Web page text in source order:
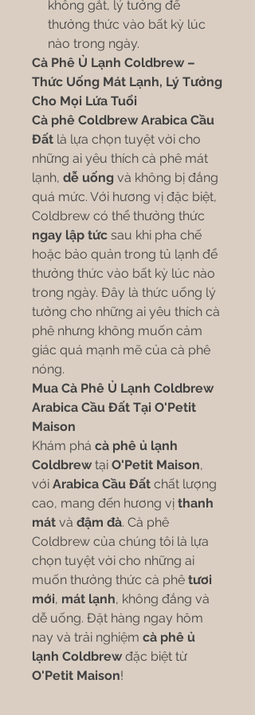
không gắt, lý tưởng để
thưởng thức vào bất kỳ lúc
nào trong ngày.
Cà Phê Ủ Lạnh Coldbrew –
Thức Uống Mát Lạnh, Lý Tưởng
Cho Mọi Lứa Tuổi
Cà phê Coldbrew Arabica Cầu
Đất là lựa chọn tuyệt vời cho
những ai yêu thích cà phê mát
lạnh, dễ uống và không bị đắng
quá mức. Với hương vị đặc biệt,
Coldbrew có thể thưởng thức
ngay lập tức sau khi pha chế
hoặc bảo quản trong tủ lạnh để
thưởng thức vào bất kỳ lúc nào
trong ngày. Đây là thức uống lý
tưởng cho những ai yêu thích cà
phê nhưng không muốn cảm
giác quá mạnh mẽ của cà phê
nóng.
Mua Cà Phê Ủ Lạnh Coldbrew
Arabica Cầu Đất Tại O'Petit
Maison
Khám phá cà phê ủ lạnh
Coldbrew tại O'Petit Maison,
với Arabica Cầu Đất chất lượng
cao, mang đến hương vị thanh
mát và đậm đà. Cà phê
Coldbrew của chúng tôi là lựa
chọn tuyệt vời cho những ai
muốn thưởng thức cà phê tươi
mới, mát lạnh, không đắng và
dễ uống. Đặt hàng ngay hôm
nay và trải nghiệm cà phê ủ
lạnh Coldbrew đặc biệt từ
O'Petit Maison!